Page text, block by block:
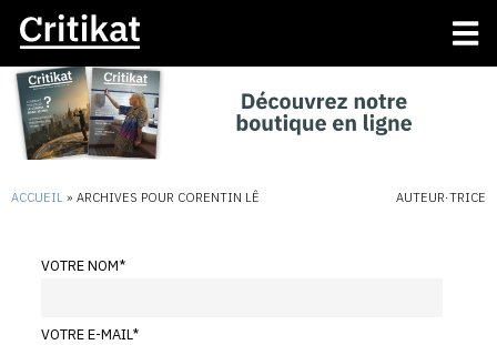
ACCUEIL » ARCHIVES POUR CORENTIN LÊ AUTEUR·TRICE
VOTRE NOM*
VOTRE E-MAIL*